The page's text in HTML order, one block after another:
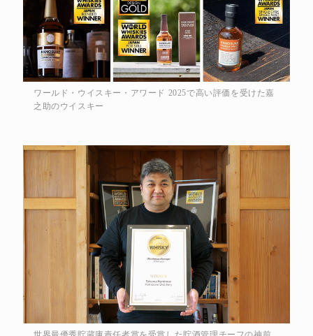
ワールド・ウイスキー・アワード 2025で高い評価を受けた嘉
之助のウイスキー